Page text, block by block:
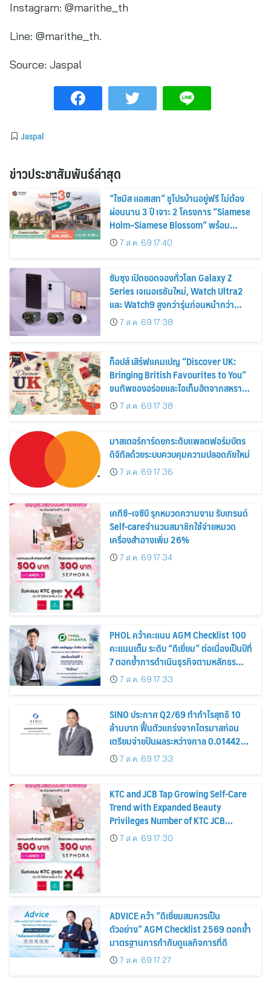
Instagram: @marithe_th
Line: @marithe_th.
Source: Jaspal
Jaspal
ข่าวประชาสัมพันธ์ล่าสุด
“ไซมิส แอสเสท” ชูโปรบ้านอยู่ฟรี ไม่ต้อง
ผ่อนนาน 3 ปี เจาะ 2 โครงการ “Siamese
Holm–Siamese Blossom” พร้อม
ส่วนลดและสิทธิพิเศษถึง 31 สิงหาคม
2569
7 ส.ค. 69 17:40
ซัมซุง เปิดยอดจองทั่วโลก Galaxy Z
Series เจเนอเรชันใหม่, Watch Ultra2
และ Watch9 สูงกว่ารุ่นก่อนหน้ากว่า
30%7 ส.ค. 69 17:38
ท็อปส์ เสิร์ฟแคมเปญ “Discover UK:
Bringing British Favourites to You”
ขนทัพของอร่อยและไอเท็มฮิตจากสหราช
อาณาจักร ส่งตรงถึงมือตั้งแต่วันนี้ – 18
สิงหาคมนี้
7 ส.ค. 69 17:38
มาสเตอร์การ์ดยกระดับแพลตฟอร์มบัตร
ดิจิทัลด้วยระบบควบคุมความปลอดภัยใหม่
7 ส.ค. 69 17:36
เคทีซี–เจซีบี รุกหมวดความงาม รับเทรนด์
Self-careจำนวนสมาชิกใช้จ่ายหมวด
เครื่องสำอางเพิ่ม 26%
7 ส.ค. 69 17:34
PHOL คว้าคะแนน AGM Checklist 100
คะแนนเต็ม ระดับ “ดีเยี่ยม” ต่อเนื่องเป็นปีที่
7 ตอกย้ำการดำเนินธุรกิจตามหลักธร
รมาภิบาล โปร่งใส สร้างความเชื่อมั่นผู้ถือ
หุ้น
7 ส.ค. 69 17:33
SINO ประกาศ Q2/69 ทำกำไรสุทธิ 10
ล้านบาท ฟื้นตัวแกร่งจากไตรมาสก่อน
เตรียมจ่ายปันผลระหว่างกาล 0.014423
บาทต่อหุ้น ครึ่งปีหลังมุ่งเติบโตต่อเนื่อง
7 ส.ค. 69 17:33
KTC and JCB Tap Growing Self-Care
Trend with Expanded Beauty
Privileges Number of KTC JCB
Cardmembers Spending on
Cosmetics Rises 26%
7 ส.ค. 69 17:30
ADVICE คว้า “ดีเยี่ยมสมควรเป็น
ตัวอย่าง” AGM Checklist 2569 ตอกย้ำ
มาตรฐานการกำกับดูแลกิจการที่ดี
7 ส.ค. 69 17:27